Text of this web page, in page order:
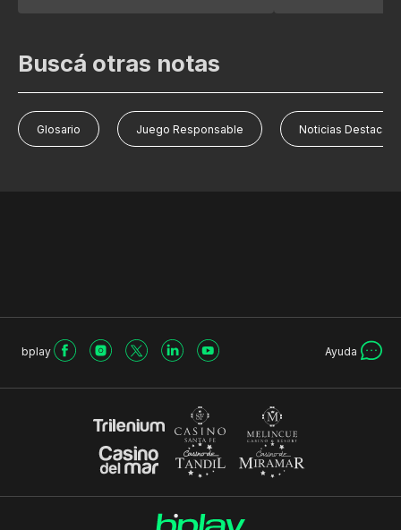
Buscá otras notas
Glosario Juego Responsable Noticias
bplay Ayuda